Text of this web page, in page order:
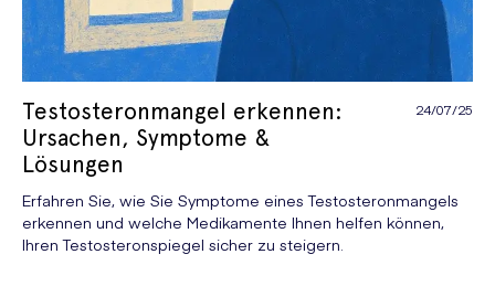
Testosteronmangel erkennen:
Ursachen, Symptome &
Lösungen
24/07/25
Erfahren Sie, wie Sie Symptome eines Testosteronmangels
erkennen und welche Medikamente Ihnen helfen können,
Ihren Testosteronspiegel sicher zu steigern.